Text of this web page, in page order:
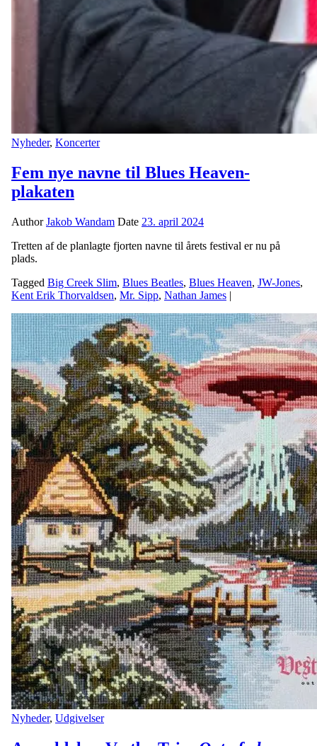
Nyheder, Koncerter
Fem nye navne til Blues Heaven-
plakaten
AuthorJakob Wandam Date 23. april 2024
Tretten af de planlagte fjorten navne til årets festival er nu på
plads.
Tagged Big Creek Slim, Blues Beatles, Blues Heaven, JW-Jones,
Kent Erik Thorvaldsen, Mr. Sipp, Nathan James |
Nyheder, Udgivelser